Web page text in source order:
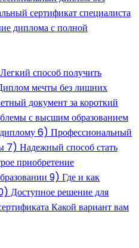
сертификат специалиста
диплома с полной
способ получить
мечты без лишних
документ за короткий
с высшим образованием
6) Профессиональный
7) Надежный способ стать
приобретение
9) Где и как
Доступное решение для
Какой вариант вам